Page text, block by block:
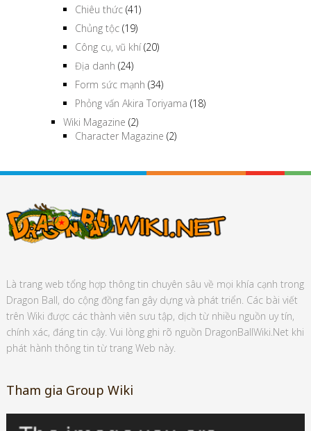
Chiêu thức (41)
Chủng tộc (19)
Công cụ, vũ khí(20)
Địa danh (24)
Form sức mạnh (34)
Phỏng vấn Akira Toriyama (18)
Wiki Magazine (2)
Character Magazine (2)
Là trang web tổng hợp thông tin chuyên sâu về mọi khía cạnh trong
Dragon Ball, do cộng đồng fan gây dựng và phát triển. Các bài viết
trên Wiki được các thành viên sưu tập, dịch từ nhiều nguồn uy tín,
chính xác, đáng tin cậy. Vui lòng ghi rõ nguồn DragonBallWiki.Net khi
phát hành thông tin từ trang Web này.
Tham gia Group Wiki